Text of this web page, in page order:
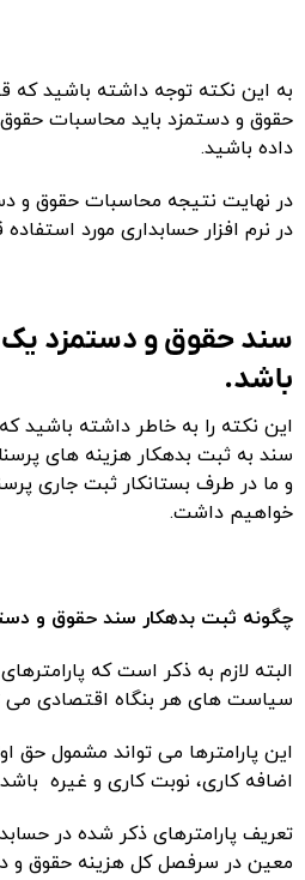
به این نکته توجه داشته باشید که
حقوق و دستمزد باید محاسبات حقوق
داده باشید.
در نهایت نتیجه محاسبات حقوق و
در نرم افزار حسابداری مورد
سند حقوق و دستمزد
باشد.
این نکته را به خاطر داشته
سند به ثبت بدهکار هزینه های
و ما در طرف بستانکار ثبت جاری
خواهیم داشت.
چگونه ثبت بدهکار سند حقوق و
البته لازم به ذکر است که
سیاست های هر بنگاه اقتصادی می
این پارامترها می تواند مشمول حق
اضافه کاری، نوبت کاری و غیره
تعریف پارامترهای ذکر شده در
معین در سرفصل کل هزینه حقوق و